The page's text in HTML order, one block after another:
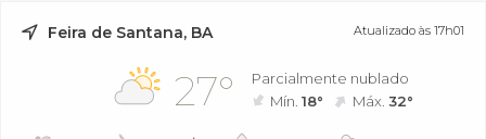
Feira de Santana, BA Atualizado às 17h01
27°
Parcialmente nublado
Mín.18° Máx.32°